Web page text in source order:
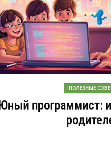
ПОЛЕЗНЫЕ
Юный программист: